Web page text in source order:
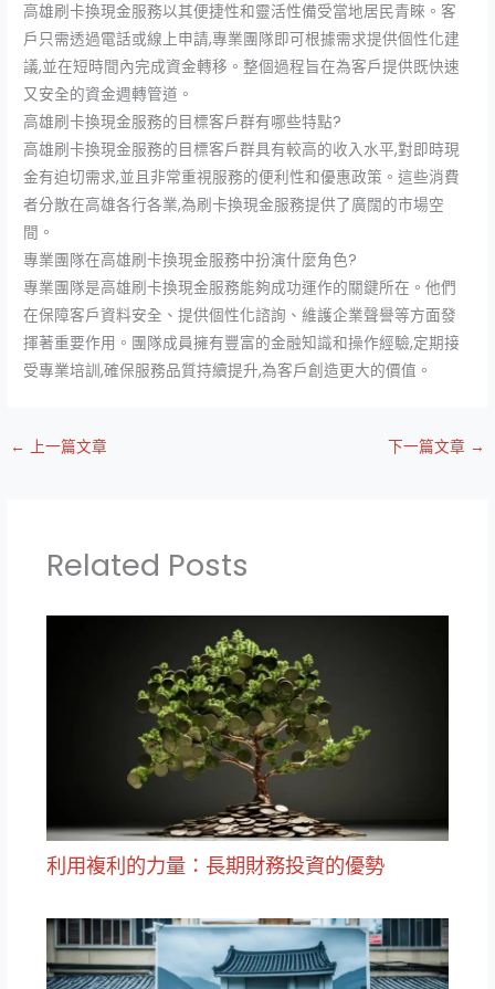
高雄刷卡換現金服務以其便捷性和靈活性備受當地居民青睞。客
戶只需透過電話或線上申請,專業團隊即可根據需求提供個性化建
議,並在短時間內完成資金轉移。整個過程旨在為客戶提供既快速
又安全的資金週轉管道。
高雄刷卡換現金服務的目標客戶群有哪些特點?
高雄刷卡換現金服務的目標客戶群具有較高的收入水平,對即時現
金有迫切需求,並且非常重視服務的便利性和優惠政策。這些消費
者分散在高雄各行各業,為刷卡換現金服務提供了廣闊的市場空
間。
專業團隊在高雄刷卡換現金服務中扮演什麼角色?
專業團隊是高雄刷卡換現金服務能夠成功運作的關鍵所在。他們
在保障客戶資料安全、提供個性化諮詢、維護企業聲譽等方面發
揮著重要作用。團隊成員擁有豐富的金融知識和操作經驗,定期接
受專業培訓,確保服務品質持續提升,為客戶創造更大的價值。
← 上一篇文章 下一篇文章 →
Related Posts
利用複利的力量：長期財務投資的優勢